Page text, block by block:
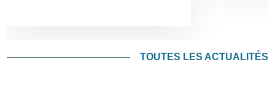
TOUTES LES ACTUALITÉS